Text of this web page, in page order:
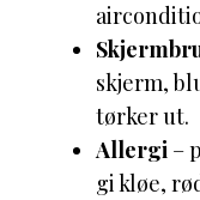
skjerm,
tørker ut.
Allergi –
gi kløe,